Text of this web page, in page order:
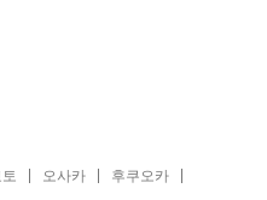
오사카
후쿠오카